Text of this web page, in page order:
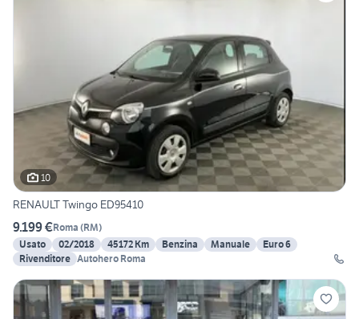
10
RENAULT Twingo ED95410
9.199 €Roma (RM)
Usato
02/2018 45172 Km Benzina Manuale
Euro 6
Rivenditore Autohero Roma